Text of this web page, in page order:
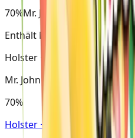
70%Mr. John
Enthält Mr. John
Holster · Virginia
Mr. John
70%
Holster · Virginia